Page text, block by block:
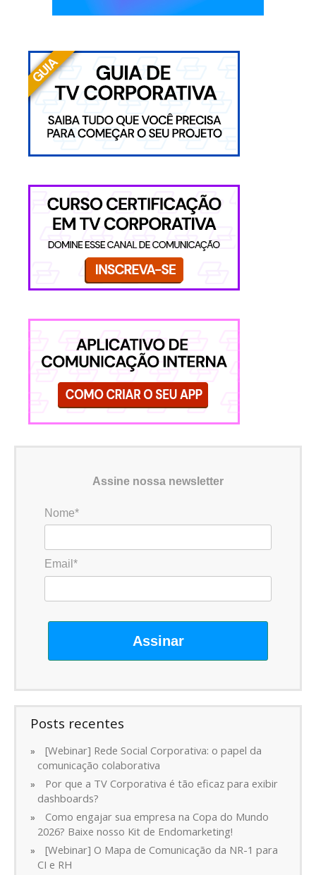
Assine nossa newsletter
Nome*
Email*
Assinar
Posts recentes
[Webinar] Rede Social Corporativa: o papel da
comunicação colaborativa
Por que a TV Corporativa é tão eficaz para exibir
dashboards?
Como engajar sua empresa na Copa do Mundo
2026? Baixe nosso Kit de Endomarketing!
[Webinar] O Mapa de Comunicação da NR-1 para
CI e RH